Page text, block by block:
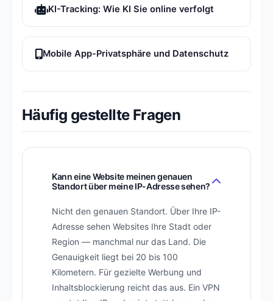
KI-Tracking: Wie KI Sie online verfolgt
Mobile App-Privatsphäre und Datenschutz
Häufig gestellte Fragen
Kann eine Website meinen genauen
Standort über meine IP-Adresse sehen?
Nicht den genauen Standort. Über Ihre IP-
Adresse sehen Websites Ihre Stadt oder
Region — manchmal nur das Land. Die
Genauigkeit liegt bei 20 bis 100
Kilometern. Für gezielte Werbung und
Inhaltsblockierung reicht das aus. Ein VPN